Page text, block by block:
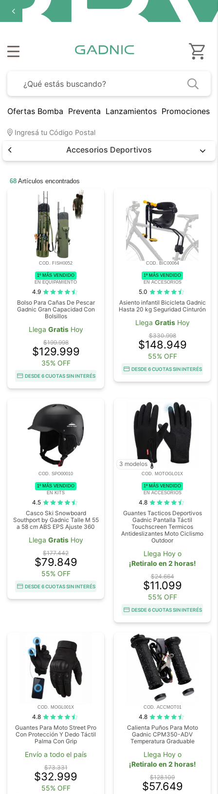
Ofertas Bomba Preventa Lanzamientos Promociones
Ingresá tu Código Postal
Accesorios Deportivos
68 Artículos encontrados
COD. FISH0052
1º MÁS VENDIDO
EN EQUIPAMIENTO
4.9
Bolso Para Cañas De Pescar
Gadnic Gran Capacidad Con
Bolsillos
Llega GratisHoy
$199.998
$129.999
35% OFF
DESDE 6 CUOTAS SIN INTERÉS
COD. BIC00064
1º MÁS VENDIDO
EN ACCESORIOS
5.0
Asiento infantil Bicicleta Gadnic
Hasta 20 kg Seguridad Cinturón
Llega GratisHoy
$330.998
$148.949
55% OFF
DESDE 6 CUOTAS SIN INTERÉS
COD. SPO00010
1º MÁS VENDIDO
EN KITS
4.5
Casco Ski Snowboard
Southport by Gadnic Talle M 55
a 58 cm ABS EPS Ajuste 360
Llega GratisHoy
$177.442
$79.849
55% OFF
DESDE 6 CUOTAS SIN INTERÉS
3 modelos
COD. MOTOGLO1X
1º MÁS VENDIDO
EN ACCESORIOS
4.8
Guantes Tacticos Deportivos
Gadnic Pantalla Táctil
Touchscreen Termicos
Antideslizantes Moto Ciclismo
Outdoor
Llega Hoy o
¡Retiralo en 2 horas!
$24.664
$11.099
55% OFF
DESDE 6 CUOTAS SIN INTERÉS
COD. MOGL001X
4.8
Guantes Para Moto Street Pro
Con Protección Y Dedo Táctil
Palma Con Grip
Envío a todo el país
$73.331
$32.999
55% OFF
COD. ACCMOT01
4.8
Calienta Puños Para Moto
Gadnic CPM350-ADV
Temperatura Graduable
Llega Hoy o
¡Retiralo en 2 horas!
$128.109
$57.649